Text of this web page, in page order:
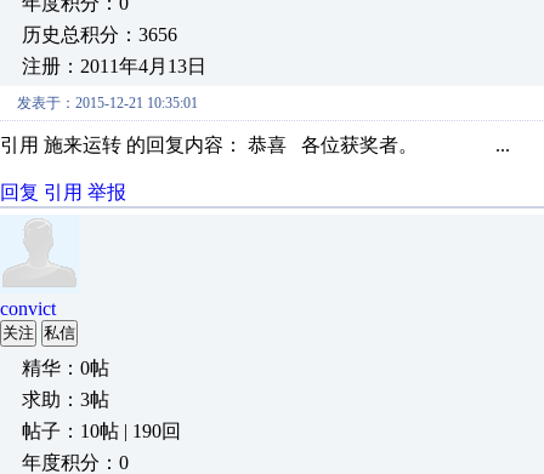
历史总积分：3656
注册：2011年4月13日
发表于：2015-12-21 10:35:01
引用 施来运转 的回复内容： 恭喜 各位获奖者。 ...
回复 引用 举报
convict
关注 私信
精华：0帖
求助：3帖
帖子：10帖 | 190回
年度积分：0